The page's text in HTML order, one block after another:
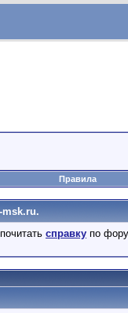
Правила
справку по